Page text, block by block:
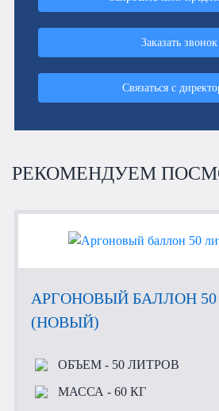
Заказать звонок
Связаться с
РЕКОМЕНДУЕМ
АРГОНОВЫЙ БАЛЛОН
(НОВЫЙ)
ОБЪЕМ- 50 ЛИТРОВ
МАССА - 60 КГ